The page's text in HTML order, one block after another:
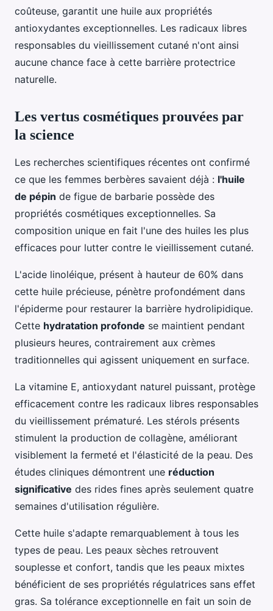
coûteuse, garantit une huile aux propriétés
antioxydantes exceptionnelles. Les radicaux libres
responsables du vieillissement cutané n'ont ainsi
aucune chance face à cette barrière protectrice
naturelle.
Les vertus cosmétiques prouvées par
la science
Les recherches scientifiques récentes ont confirmé
ce que les femmes berbères savaient déjà : l'huile
de pépin de figue de barbarie possède des
propriétés cosmétiques exceptionnelles. Sa
composition unique en fait l'une des huiles les plus
efficaces pour lutter contre le vieillissement cutané.
L'acide linoléique, présent à hauteur de 60% dans
cette huile précieuse, pénètre profondément dans
l'épiderme pour restaurer la barrière hydrolipidique.
Cette hydratation profonde se maintient pendant
plusieurs heures, contrairement aux crèmes
traditionnelles qui agissent uniquement en surface.
La vitamine E, antioxydant naturel puissant, protège
efficacement contre les radicaux libres responsables
du vieillissement prématuré. Les stérols présents
stimulent la production de collagène, améliorant
visiblement la fermeté et l'élasticité de la peau. Des
études cliniques démontrent une réduction
significative des rides fines après seulement quatre
semaines d'utilisation régulière.
Cette huile s'adapte remarquablement à tous les
types de peau. Les peaux sèches retrouvent
souplesse et confort, tandis que les peaux mixtes
bénéficient de ses propriétés régulatrices sans effet
gras. Sa tolérance exceptionnelle en fait un soin de